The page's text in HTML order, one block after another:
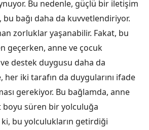
Bu nedenle, güçlü bir iletişim
bağı daha da kuvvetlendiriyor.
zorluklar yaşanabilir. Fakat, bu
geçerken, anne ve çocuk
ve destek duygusu daha da
her iki tarafın da duygularını ifade
gerekiyor. Bu bağlamda, anne
boyu süren bir yolculuğa
bu yolculukların getirdiği